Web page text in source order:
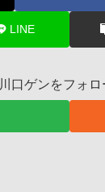
LINE
川口ゲンをフォロ